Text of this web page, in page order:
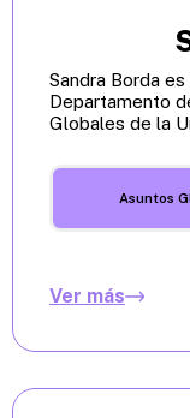
Sandra Borda
Departamento
Globales de la
Asuntos
Ver más